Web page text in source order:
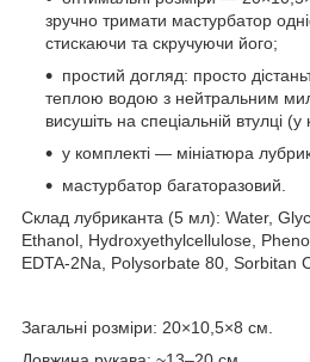
зручно тримати мастурбатор
стискаючи та скручуючи його;
простий догляд: просто
теплою водою з нейтральним
висушіть на спеціальній втулці (у
у комплекті — мініатюра
мастурбатор багаторазовий.
Склад лубриканта (5 мл): Water,
Ethanol, Hydroxyethylcellulose,
EDTA-2Na, Polysorbate 80, Sorbitan
Загальнi розміри: 20×10,5×8 см.